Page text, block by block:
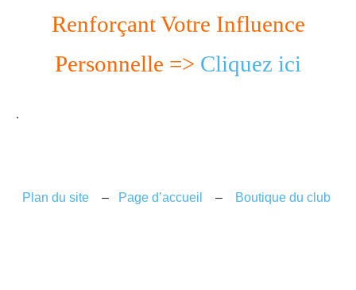
Renforçant Votre Influence
Personnelle => Cliquez ici
.
Plan du site – Page d’accueil – Boutique du club